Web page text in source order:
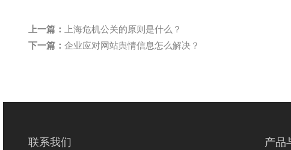
上一篇：
上海危机公关的原则是什么？
下一篇： 企业应对网站舆情信息怎么解决？
联系我们 产品